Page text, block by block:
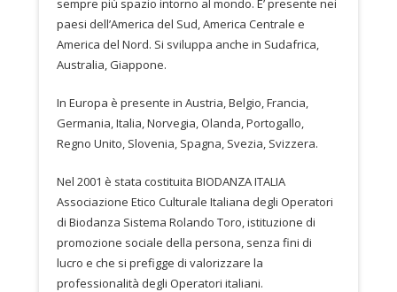
paesi dell’America del Sud, America Centrale e
America del Nord. Si sviluppa anche in Sudafrica,
Australia, Giappone.
In Europa è presente in Austria, Belgio, Francia,
Germania, Italia, Norvegia, Olanda, Portogallo,
Regno Unito, Slovenia, Spagna, Svezia, Svizzera.
Nel 2001 è stata costituita BIODANZA ITALIA
Associazione Etico Culturale Italiana degli Operatori
di Biodanza Sistema Rolando Toro, istituzione di
promozione sociale della persona, senza fini di
lucro e che si prefigge di valorizzare la
professionalità degli Operatori italiani.